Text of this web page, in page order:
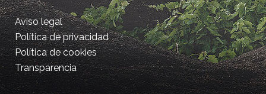
Aviso legal
Política de privacidad
Política de cookies
Transparencia